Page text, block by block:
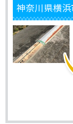
神奈川県横